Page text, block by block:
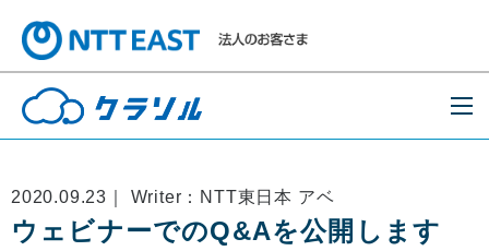
2020.09.23｜ Writer：NTT東日本 アベ
ウェビナーでのQ&Aを公開します